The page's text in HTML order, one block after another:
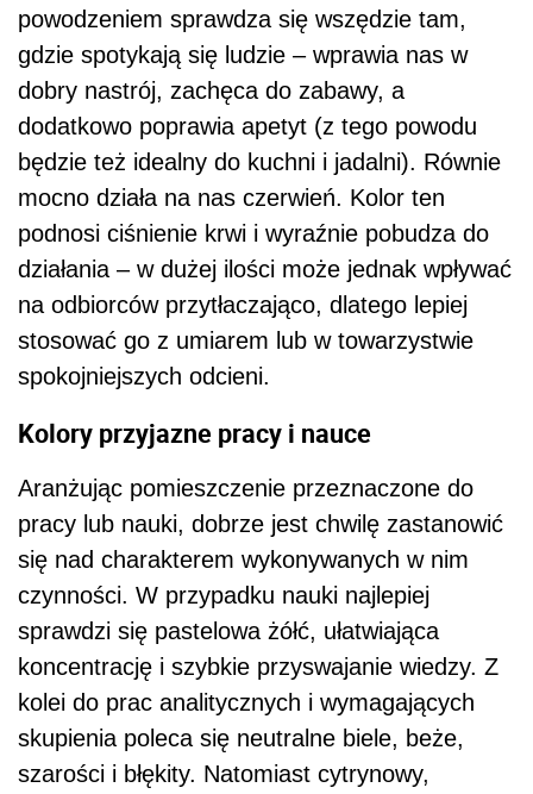
powodzeniem sprawdza się wszędzie tam,
gdzie spotykają się ludzie – wprawia nas w
dobry nastrój, zachęca do zabawy, a
dodatkowo poprawia apetyt (z tego powodu
będzie też idealny do kuchni i jadalni). Równie
mocno działa na nas czerwień. Kolor ten
podnosi ciśnienie krwi i wyraźnie pobudza do
działania – w dużej ilości może jednak wpływać
na odbiorców przytłaczająco, dlatego lepiej
stosować go z umiarem lub w towarzystwie
spokojniejszych odcieni.
Kolory przyjazne pracy i nauce
Aranżując pomieszczenie przeznaczone do
pracy lub nauki, dobrze jest chwilę zastanowić
się nad charakterem wykonywanych w nim
czynności. W przypadku nauki najlepiej
sprawdzi się pastelowa żółć, ułatwiająca
koncentrację i szybkie przyswajanie wiedzy. Z
kolei do prac analitycznych i wymagających
skupienia poleca się neutralne biele, beże,
szarości i błękity. Natomiast cytrynowy,